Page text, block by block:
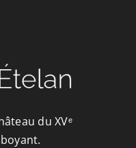
du XVᵉ